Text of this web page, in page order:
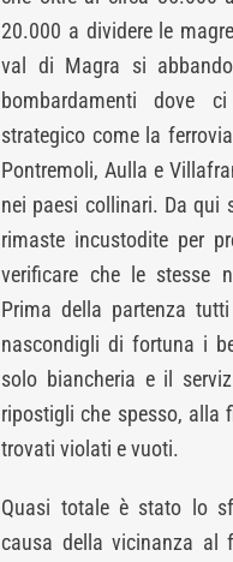
20.000 a dividere le
val di Magra si
bombardamenti dove
strategico come la
Pontremoli, Aulla e
nei paesi collinari. Da qui
rimaste incustodite per
verificare che le stesse
Prima della partenza
nascondigli di fortuna i
solo biancheria e il
ripostigli che spesso, alla
trovati violati e vuoti.
Quasi totale è stato lo
causa della vicinanza al